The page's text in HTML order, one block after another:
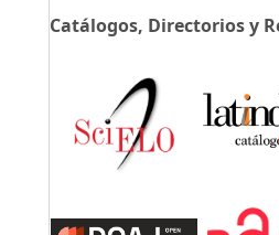
Catálogos, Directorios y